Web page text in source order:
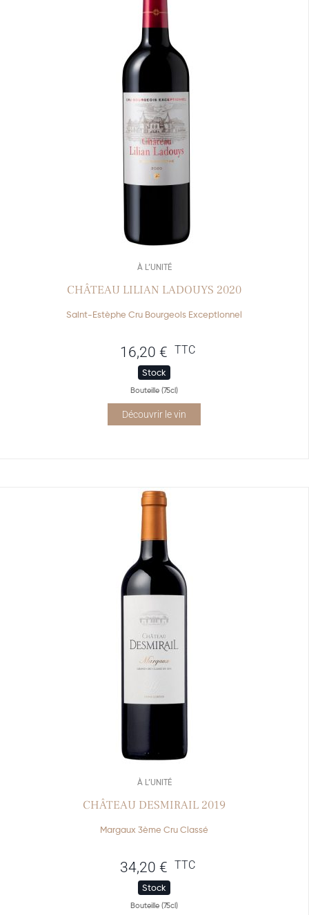
À L’UNITÉ
CHÂTEAU LILIAN LADOUYS 2020
Saint-Estèphe Cru Bourgeois Exceptionnel
16,20 € TTC
Stock
Bouteille (75cl)
Découvrir le vin
À L’UNITÉ
CHÂTEAU DESMIRAIL 2019
Margaux 3ème Cru Classé
34,20 € TTC
Stock
Bouteille (75cl)